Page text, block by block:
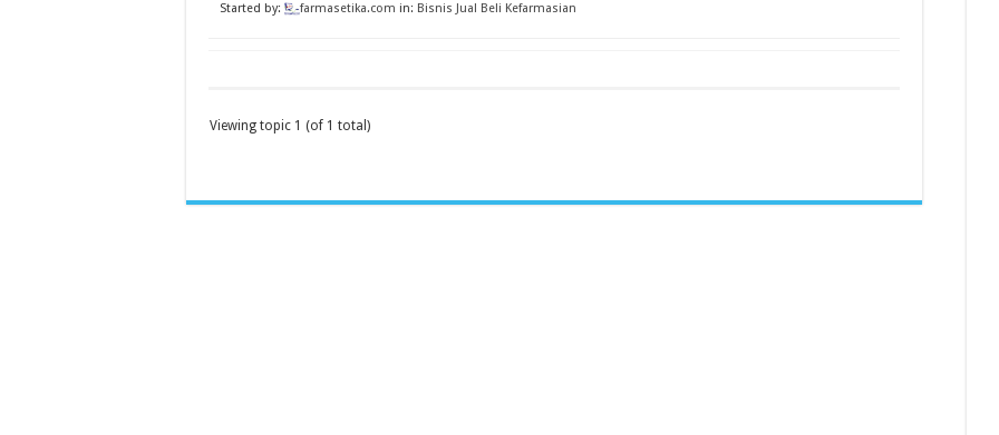
Started by: farmasetika.com in: Bisnis Jual Beli Kefarmasian
Viewing topic 1 (of 1 total)